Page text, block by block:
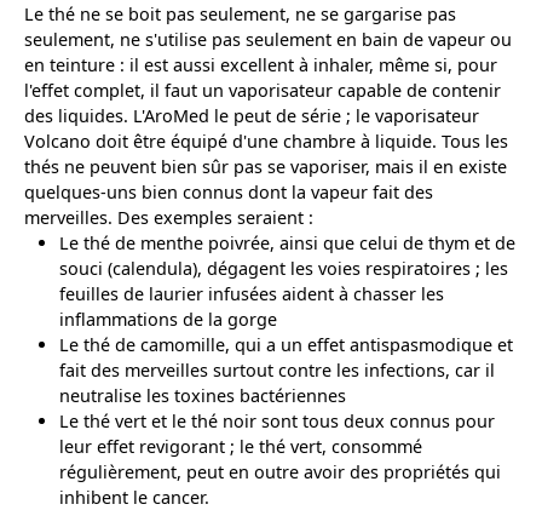
Le thé ne se boit pas seulement, ne se gargarise pas
seulement, ne s'utilise pas seulement en bain de vapeur ou
en teinture : il est aussi excellent à inhaler, même si, pour
l'effet complet, il faut un vaporisateur capable de contenir
des liquides. L'AroMed le peut de série ; le vaporisateur
Volcano doit être équipé d'une chambre à liquide. Tous les
thés ne peuvent bien sûr pas se vaporiser, mais il en existe
quelques-uns bien connus dont la vapeur fait des
merveilles. Des exemples seraient :
Le thé de menthe poivrée, ainsi que celui de thym et de
souci (calendula), dégagent les voies respiratoires ; les
feuilles de laurier infusées aident à chasser les
inflammations de la gorge
Le thé de camomille, qui a un effet antispasmodique et
fait des merveilles surtout contre les infections, car il
neutralise les toxines bactériennes
Le thé vert et le thé noir sont tous deux connus pour
leur effet revigorant ; le thé vert, consommé
régulièrement, peut en outre avoir des propriétés qui
inhibent le cancer.